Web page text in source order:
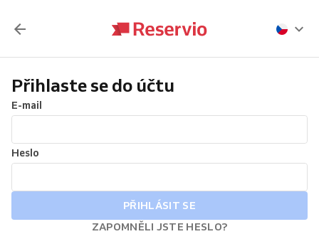
Přihlaste se do účtu
E-mail
Heslo
PŘIHLÁSIT SE
ZAPOMNĚLI JSTE HESLO?